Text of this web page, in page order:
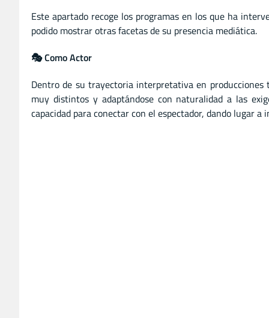
Este apartado recoge los programas en los que ha
podido mostrar otras facetas de su presencia mediática.
🎭 Como Actor
Dentro de su trayectoria interpretativa en
muy distintos y adaptándose con naturalidad a las
capacidad para conectar con el espectador, dando lugar